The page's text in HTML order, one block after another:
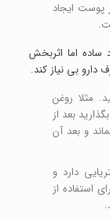
پوست ایجاد
ساده اما اثربخش
دارو بی نیاز کند.
مثلا روغن
بعد از
و بعد آن
دارد و
استفاده از